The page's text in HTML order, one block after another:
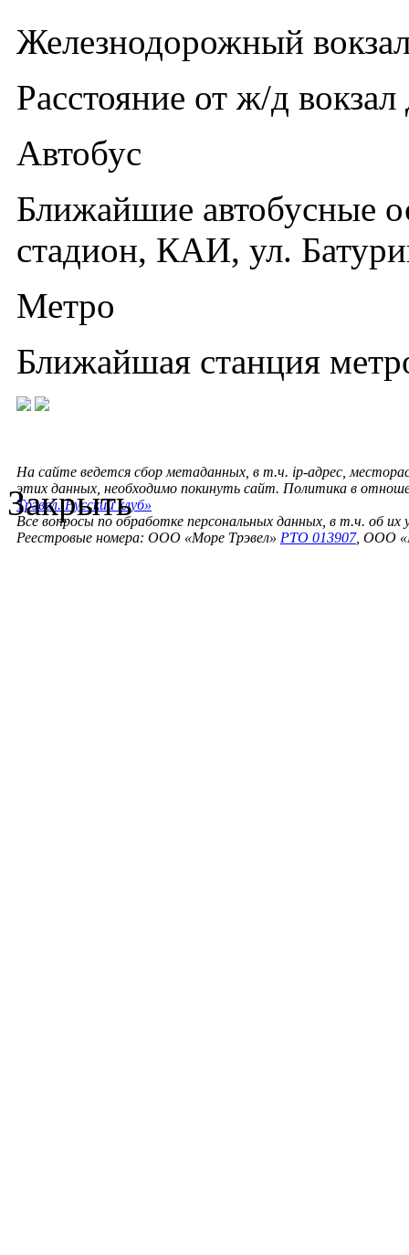
Железнодорожный
Расстояние от ж/д
Автобус
Ближайшие автобусные
стадион, КАИ, ул.
Метро
Ближайшая станция
На сайте ведется сбор метаданных, в т.ч. ip-адрес,
этих данных, необходимо покинуть сайт. Политика в
Трэвел. Русский клуб»
Все вопросы по обработке персональных данных, в т.ч. об их
Реестровые номера: ООО «Море Трэвел» РТО 013907, ООО
Закрыть